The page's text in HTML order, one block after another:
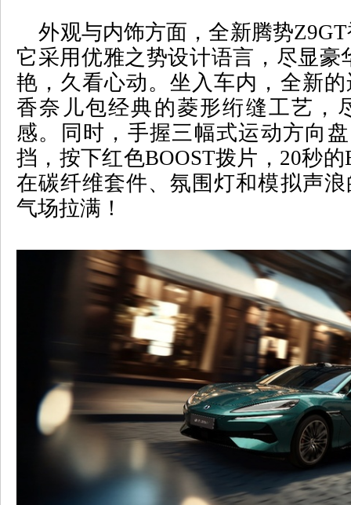
外观与内饰方面，全新腾势Z9GT
它采用优雅之势设计语言，尽显豪
艳，久看心动。坐入车内，全新
香奈儿包经典的菱形绗缝工艺，
感。同时，手握三幅式运动方向
挡，按下红色BOOST拨片， 20秒的
在碳纤维套件、氛围灯和模拟声
气场拉满！